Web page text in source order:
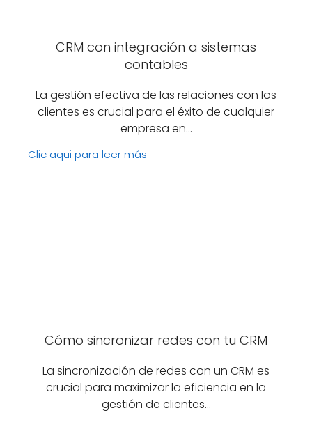
CRM con integración a sistemas
contables
La gestión efectiva de las relaciones con los
clientes es crucial para el éxito de cualquier
empresa en…
Clic aqui para leer más
Cómo sincronizar redes con tu CRM
La sincronización de redes con un CRM es
crucial para maximizar la eficiencia en la
gestión de clientes…